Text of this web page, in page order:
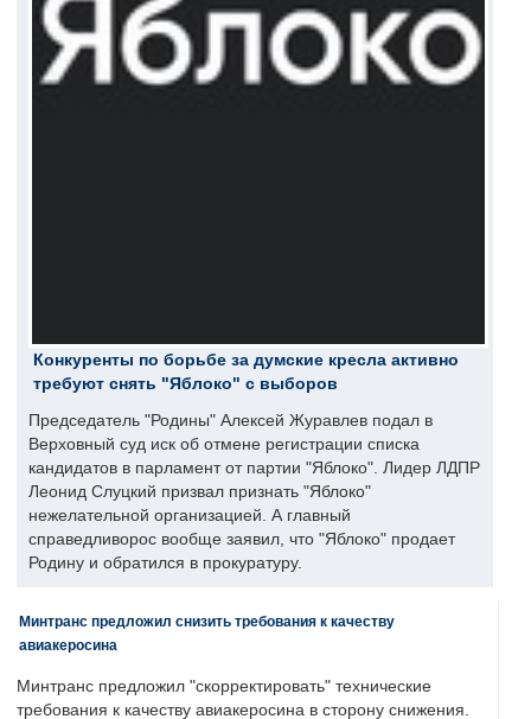
Конкуренты по борьбе за думские кресла активно
требуют снять "Яблоко" с выборов
Председатель "Родины" Алексей Журавлев подал в
Верховный суд иск об отмене регистрации списка
кандидатов в парламент от партии "Яблоко". Лидер ЛДПР
Леонид Слуцкий призвал признать "Яблоко"
нежелательной организацией. А главный
справедливорос вообще заявил, что "Яблоко" продает
Родину и обратился в прокуратуру.
Минтранс предложил снизить требования к качеству
авиакеросина
Минтранс предложил "скорректировать" технические
требования к качеству авиакеросина в сторону снижения.